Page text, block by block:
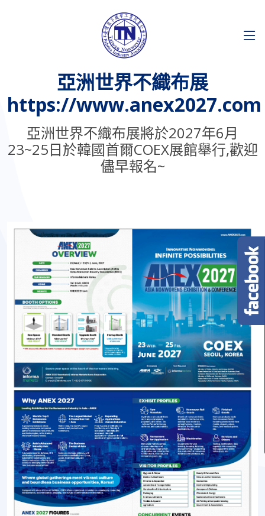
亞洲世界不織布展
https://www.anex2027.com
亞洲世界不織布展將於2027年6月
23~25日於韓國首爾COEX展館舉行,歡迎
儘早報名~